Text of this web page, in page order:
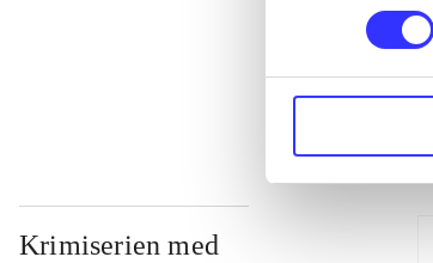
Krimiserien med